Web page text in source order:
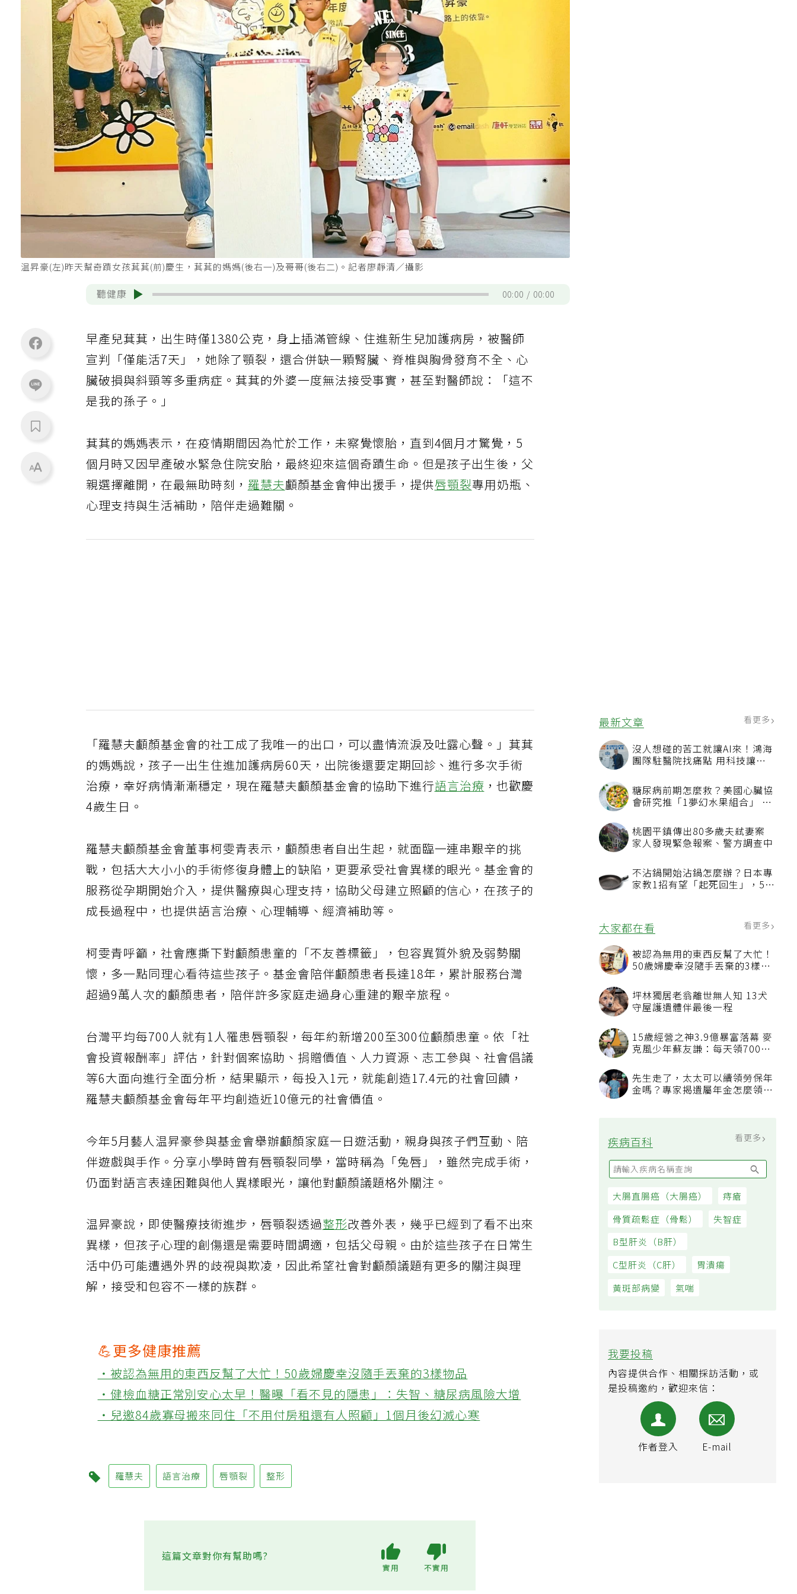
最新文章 看更多
沒人想碰的苦工就讓AI來！鴻海
團隊駐醫院找痛點 用科技讓醫
糖尿病前期怎麼救？美國心臟協
會研究推「1夢幻水果組合」 酪
桃園平鎮傳出80多歲夫弒妻案
家人發現緊急報案、警方調查中
不沾鍋開始沾鍋怎麼辦？日本專
家教1招有望「起死回生」，5情
大家都在看 看更多
被認為無用的東西反幫了大忙！
50歲婦慶幸沒隨手丟棄的3樣物
坪林獨居老翁離世無人知 13犬
守屋護遺體伴最後一程
15歲經營之神3.9億暴富落幕 麥
克風少年蘇友謙：每天領700元
先生走了，太太可以續領勞保年
金嗎？專家揭遺屬年金怎麼領，
疾病百科
大腸直腸癌（大腸癌） 痔瘡
骨質疏鬆症（骨鬆） 失智症
B型肝炎（B肝）
C型肝炎（C肝）
黃斑部病變
我要投稿
內容提供合作、相關採訪活動，或
温昇豪(左)昨天幫奇蹟女孩萁萁(前)慶生，萁萁的媽媽(後右一)及哥哥(後右二)。記者廖靜清／攝影
聽健康 00:00 00:00
早產兒萁萁，出生時僅1380公克，身上插滿管線、住進新生兒加護病房，被醫師
宣判「僅能活7天」，她除了顎裂，還合併缺一顆腎臟、脊椎與胸骨發育不全、心
臟破損與斜頸等多重病症。萁萁的外婆一度無法接受事實，甚至對醫師說：「這不
是我的孫子。」
萁萁的媽媽表示，在疫情期間因為忙於工作，未察覺懷胎，直到4個月才驚覺，5
個月時又因早產破水緊急住院安胎，最終迎來這個奇蹟生命。但是孩子出生後，父
親選擇離開，在最無助時刻，羅慧夫顱顏基金會伸出援手，提供唇顎裂專用奶瓶、
心理支持與生活補助，陪伴走過難關。
「羅慧夫顱顏基金會的社工成了我唯一的出口，可以盡情流淚及吐露心聲。」萁萁
的媽媽說，孩子一出生住進加護病房60天，出院後還要定期回診、進行多次手術
治療，幸好病情漸漸穩定，現在羅慧夫顱顏基金會的協助下進行語言治療 ，也歡慶
4歲生日。
羅慧夫顱顏基金會董事柯雯青表示，顱顏患者自出生起，就面臨一連串艱辛的挑
戰，包括大大小小的手術修復身體上的缺陷，更要承受社會異樣的眼光。基金會的
服務從孕期開始介入，提供醫療與心理支持，協助父母建立照顧的信心，在孩子的
成長過程中，也提供語言治療、心理輔導、經濟補助等。
柯雯青呼籲，社會應撕下對顱顏患童的「不友善標籤」，包容異質外貌及弱勢關
懷，多一點同理心看待這些孩子。基金會陪伴顱顏患者長達18年，累計服務台灣
超過9萬人次的顱顏患者，陪伴許多家庭走過身心重建的艱辛旅程。
台灣平均每700人就有1人罹患唇顎裂，每年約新增200至300位顱顏患童。依「社
會投資報酬率」評估，針對個案協助、捐贈價值、人力資源、志工參與、社會倡議
等6大面向進行全面分析，結果顯示，每投入1元，就能創造17.4元的社會回饋，
羅慧夫顱顏基金會每年平均創造近10億元的社會價值。
今年5月藝人温昇豪參與基金會舉辦顱顏家庭一日遊活動，親身與孩子們互動、陪
伴遊戲與手作。分享小學時曾有唇顎裂同學，當時稱為「兔唇」，雖然完成手術，
仍面對語言表達困難與他人異樣眼光，讓他對顱顏議題格外關注。
温昇豪說，即使醫療技術進步，唇顎裂透過整形改善外表，幾乎已經到了看不出來
異樣，但孩子心理的創傷還是需要時間調適，包括父母親。由於這些孩子在日常生
活中仍可能遭遇外界的歧視與欺凌，因此希望社會對顱顏議題有更多的關注與理
解，接受和包容不一樣的族群。
💪更多健康推薦
‧被認為無用的東西反幫了大忙！50歲婦慶幸沒隨手丟棄的3樣物品
‧健檢血糖正常別安心太早！醫曝「看不見的隱患」：失智、糖尿病風險大增
‧兒邀84歲寡母搬來同住「不用付房租還有人照顧」1個月後幻滅心寒
羅慧夫 語言治療 唇顎裂 整形